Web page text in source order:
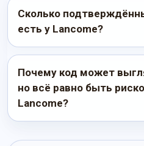
Сколько
есть у Lancome?
Почему код может
но всё равно быть
Lancome?